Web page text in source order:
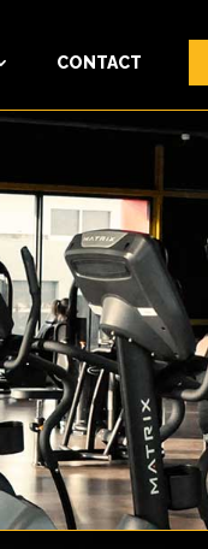
CONTACT